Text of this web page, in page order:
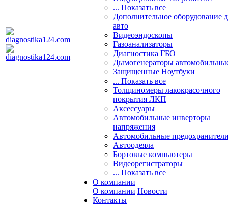
... Показать все
Дополнительное оборудование
авто
Видеоэндоскопы
Газоанализаторы
Диагностика ГБО
Дымогенераторы
Защищенные Ноутбуки
... Показать все
Толщиномеры лакокрасочного
покрытия ЛКП
Аксессуары
Автомобильные инверторы
напряжения
Автомобильные
Автоодеяла
Бортовые компьютеры
Видеорегистраторы
... Показать все
О компании
О компании Новости
Контакты